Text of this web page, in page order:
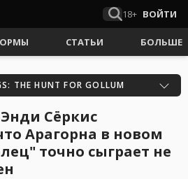
18+ ВОЙТИ
СТАТЬИ БОЛЬШЕ
THE HUNT FOR GOLLUM
Сёркис
Арагорна в новом
точно сыграет не